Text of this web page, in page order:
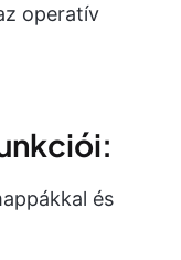
operatív
és